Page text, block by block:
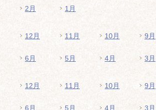
2月 1月
12月 11月 10月 9月
6月 5月 4月 3月
12月 11月 10月 9月
6月 5月 4月 3月